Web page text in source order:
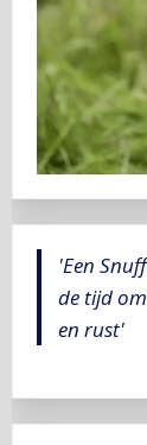
'Een
de tijd
en rust'